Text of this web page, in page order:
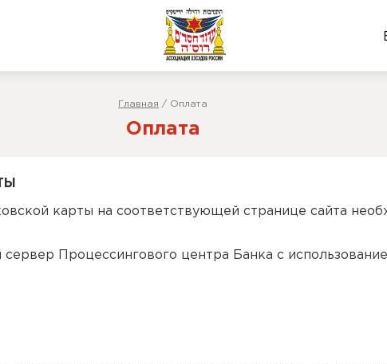
Главная / Оплата
Оплата
карты на соответствующей странице сайта
Процессингового центра Банка с